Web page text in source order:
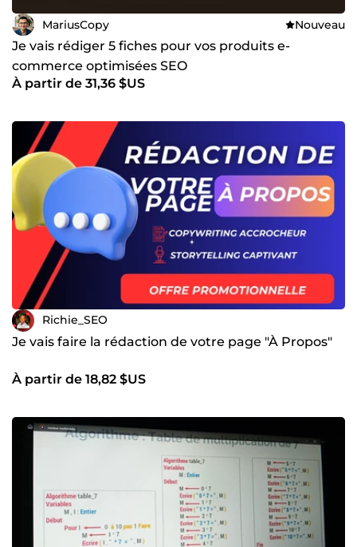
MariusCopy Nouveau
Je vais rédiger 5 fiches pour vos produits e-
commerce optimisées SEO
À partir de 31,36 $US
Richie_SEO
Je vais faire la rédaction de votre page "À Propos"
À partir de 18,82 $US